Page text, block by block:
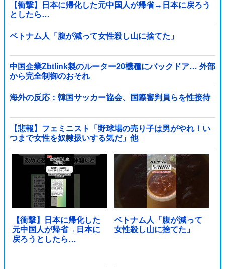
【衝撃】日本に帰化した元中国人が帰省→日本に戻ろう
としたら…
ベトナム人「腹が減って女性殺し山に捨てた」
中国企業Zbtlink製のルーター20機種にバックドア… 外部
から完全制御のおそれ
海外の反応：韓国サッカー協会、国際審判員らを性接待
【悲報】フェミニスト「野球場の売り子は男がやれ！い
つまで女性を奴隷扱いする気だ」他
【衝撃】日本に帰化した
元中国人が帰省→日本に
戻ろうとしたら…
ベトナム人「腹が減って
女性殺し山に捨てた」